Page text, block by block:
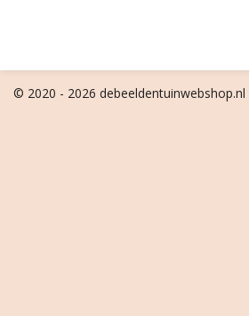
© 2020 - 2026 debeeldentuinwebshop.nl